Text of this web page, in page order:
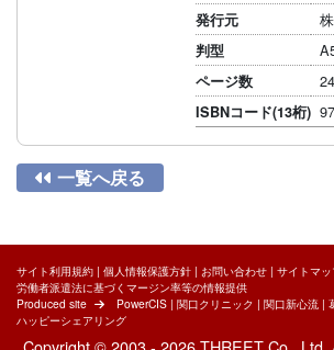
発行元
判型
ページ数
ISBNコード(13桁)
 一覧へ戻る
サイト利用規約 | 個人情報保護方針 | お問い合わせ | サイトマ
労働者派遣法に基づくマージン率等の情報提供
Produced site
PowerCIS | 関口クリニック | 関口新心流 |
ハッピーシェアリング